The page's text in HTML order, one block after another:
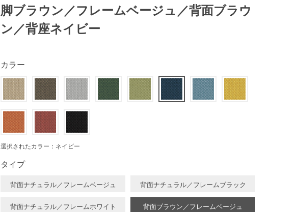
脚ブラウン／フレームベージュ／背面ブラウ
ン／背座ネイビー
カラー
選択されたカラー：ネイビー
タイプ
背面ナチュラル／フレームベージュ 背面ナチュラル／フレームブラック
背面ナチュラル／フレームホワイト 背面ブラウン／フレームベージュ